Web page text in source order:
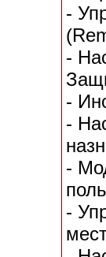
-
-
-
-
-
-